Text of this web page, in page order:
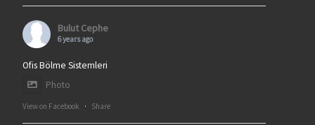
Bulut Cephe
6 years ago
Ofis Bölme Sistemleri
Photo
View on Facebook · Share